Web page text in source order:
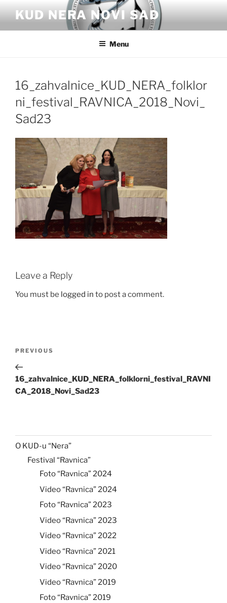
content
KUD NERA NOVI SAD
Menu
16_zahvalnice_KUD_NERA_folklor
ni_festival_RAVNICA_2018_Novi_
Sad23
Leave a Reply
You must be logged in to post a comment.
Previous
Post
PREVIOUS
16_zahvalnice_KUD_NERA_folklorni_festival_RAVNI
CA_2018_Novi_Sad23
O KUD-u “Nera”
Festival “Ravnica”
Foto “Ravnica” 2024
Video “Ravnica” 2024
Foto “Ravnica” 2023
Video “Ravnica” 2023
Video “Ravnica” 2022
Video “Ravnica” 2021
Video “Ravnica” 2020
Video “Ravnica” 2019
Foto “Ravnica” 2019